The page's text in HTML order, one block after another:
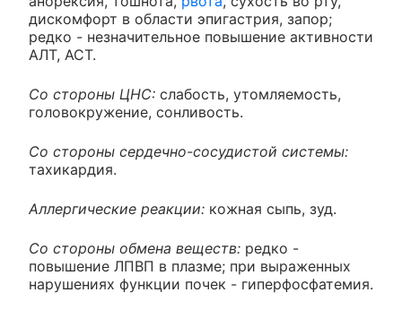
дискомфорт в области эпигастрия, запор;
редко - незначительное повышение активности
АЛТ, АСТ.
Со стороны ЦНС: слабость, утомляемость,
головокружение, сонливость.
Со стороны сердечно-сосудистой системы:
тахикардия.
Аллергические реакции: кожная сыпь, зуд.
Со стороны обмена веществ: редко -
повышение ЛПВП в плазме; при выраженных
нарушениях функции почек - гиперфосфатемия.